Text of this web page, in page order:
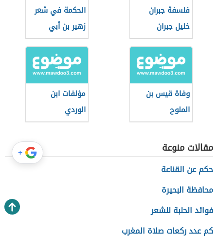
فلسفة جبران
خليل جبران
الحكمة في شعر
زهير بن أبي
سلمى
وفاة قيس بن
الملوح
مؤلفات ابن
الوردي
مقالات منوعة
حكم عن القناعة
محافظة البحيرة
فوائد الحلبة للشعر
كم عدد ركعات صلاة المغرب
+